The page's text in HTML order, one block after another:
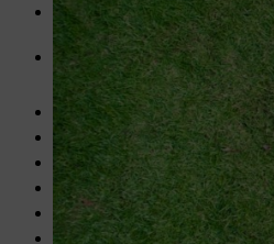
Scharnieren voor de klapramen:
8 x 75 x 50 mm, geschikt voor
4 windhaken
Accukettingzaag, bijv.STIHL
Meetlint
Werkbank
Schrijnwerkershoek of
Potlood
Viltstift of marker